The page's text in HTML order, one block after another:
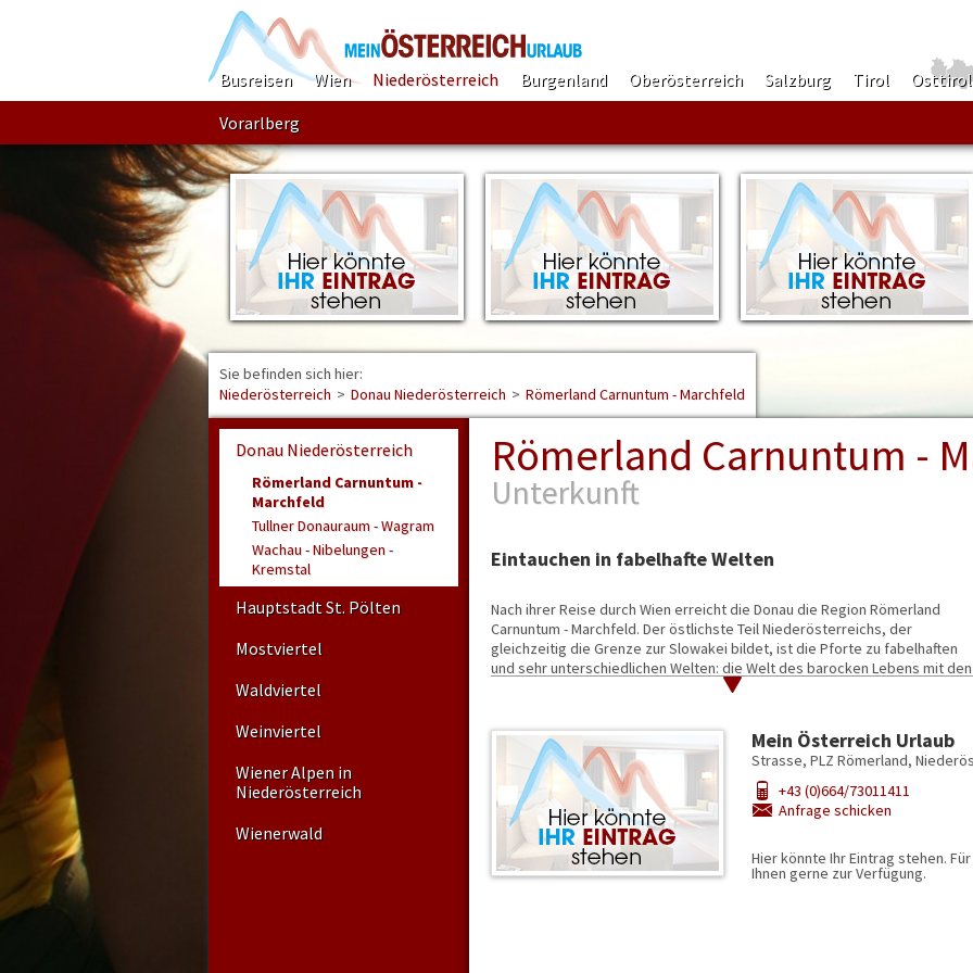
Busreisen Wien Niederösterreich Burgenland Oberösterreich Salzburg Tirol Osttirol
Vorarlberg
Sie befinden sich hier:
Niederösterreich > Donau Niederösterreich > Römerland Carnuntum - Marchfeld
Donau Niederösterreich
Römerland Carnuntum -
Marchfeld
Tullner Donauraum - Wagram
Wachau - Nibelungen -
Kremstal
Hauptstadt St. Pölten
Mostviertel
Waldviertel
Weinviertel
Wiener Alpen in
Niederösterreich
Wienerwald
Römerland Carnuntum -
Unterkunft
Eintauchen in fabelhafte Welten
Nach ihrer Reise durch Wien erreicht die Donau die Region Römerland
Carnuntum - Marchfeld. Der östlichste Teil Niederösterreichs, der
gleichzeitig die Grenze zur Slowakei bildet, ist die Pforte zu fabelhaften
und sehr unterschiedlichen Welten: die Welt des barocken Lebens mit den
prachtvollen Marchfeldschlössern, die Welt der Auen mit dem
Archäologischen Park Carnuntum.
Spitz, im Jänner 2012. In der Region Römerland Carnuntum - Marchfeld,
Tiefebene. Das Land ist fruchtbar und weit, einst war es Grenzland zum
Region zu einer interessanten Weinregion mit einem hervorragenden
Römerweinstraße Carnuntum gilt als einer der Aufsteiger unter den
des Weinbaugebietes kredenzen viel beachtete Rotweine der Sorten
geschmackvolle Weißweine. Während der vinophilen
Jahr im August stattfindet, kann man das Angebot der Region besonders
Mein Österreich Urlaub
Strasse, PLZ Römerland,
+43 (0)664/73011411
Anfrage schicken
Hier könnte Ihr Eintrag stehen.
Ihnen gerne zur Verfügung.